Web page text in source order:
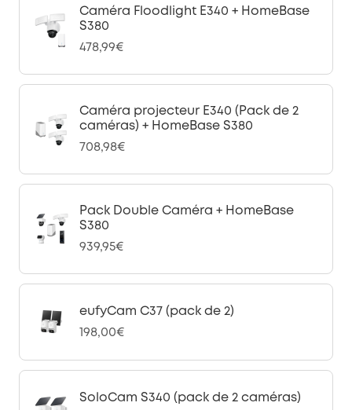
Caméra Floodlight E340 + HomeBase
S380
478,99€
Caméra projecteur E340 (Pack de 2
caméras) + HomeBase S380
708,98€
Pack Double Caméra + HomeBase
S380
939,95€
eufyCam C37 (pack de 2)
198,00€
SoloCam S340 (pack de 2 caméras)